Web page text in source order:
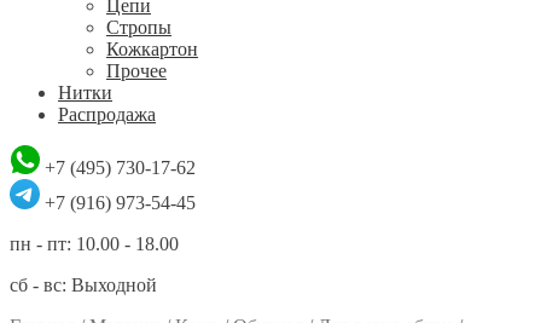
Цепи
Стропы
Кожкартон
Прочее
Нитки
Распродажа
+7 (495) 730-17-62
+7 (916) 973-54-45
пн - пт: 10.00 - 18.00
сб - вс: Выходной